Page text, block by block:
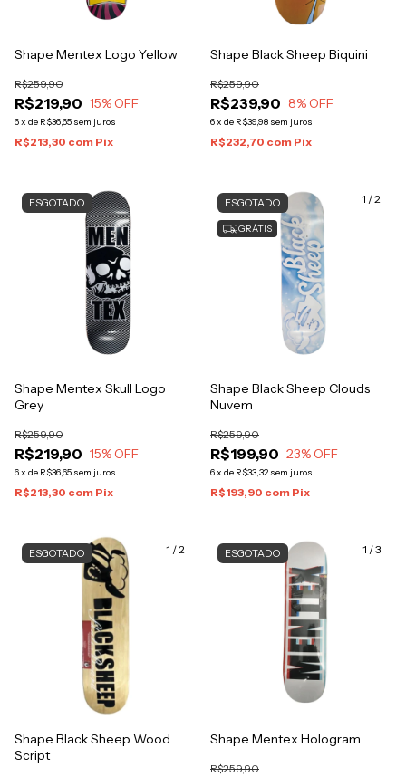
Shape Mentex Logo Yellow
R$219,90
R$259,90
15% OFF
6x de R$36,65 sem juros
R$213,30 com Pix
Shape Black Sheep Biquini
R$239,90
R$259,90
8% OFF
6x de R$39,98 sem juros
R$232,70 com Pix
ESGOTADO
Shape Mentex Skull Logo
Grey
R$219,90
R$259,90
15% OFF
6x de R$36,65 sem juros
R$213,30 com Pix
1 /2
ESGOTADO
GRÁTIS
Shape Black Sheep Clouds
Nuvem
R$199,90
R$259,90
23% OFF
6x de R$33,32 sem juros
R$193,90 com Pix
1 /2
ESGOTADO
Shape Black Sheep Wood
Script
1 /3
ESGOTADO
Shape Mentex Hologram
R$259,90